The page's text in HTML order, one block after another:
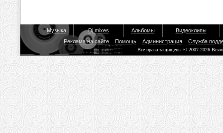
Музыка Dj mixes Альбомы
Видеоклипы
Реклама на сайте
Помощь Администрация Служба
Все права защищены © 2007-2026